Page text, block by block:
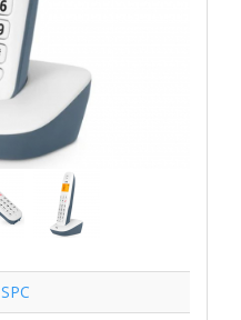
SPC